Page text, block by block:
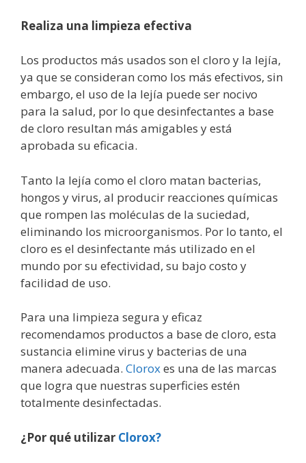
Realiza una limpieza efectiva
Los productos más usados son el cloro y la lejía,
ya que se consideran como los más efectivos, sin
embargo, el uso de la lejía puede ser nocivo
para la salud, por lo que desinfectantes a base
de cloro resultan más amigables y está
aprobada su eficacia.
Tanto la lejía como el cloro matan bacterias,
hongos y virus, al producir reacciones químicas
que rompen las moléculas de la suciedad,
eliminando los microorganismos. Por lo tanto, el
cloro es el desinfectante más utilizado en el
mundo por su efectividad, su bajo costo y
facilidad de uso.
Para una limpieza segura y eficaz
recomendamos productos a base de cloro, esta
sustancia elimine virus y bacterias de una
manera adecuada. Cloroxes una de las marcas
que logra que nuestras superficies estén
totalmente desinfectadas.
¿Por qué utilizar Clorox?